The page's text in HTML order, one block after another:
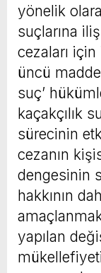
yönelik
suçlarına
cezaları
üncü
suç’
kaçakçılık
sürecinin
cezanın
dengesinin
hakkının
yapılan